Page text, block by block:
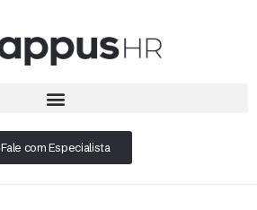
Fale com Especialista